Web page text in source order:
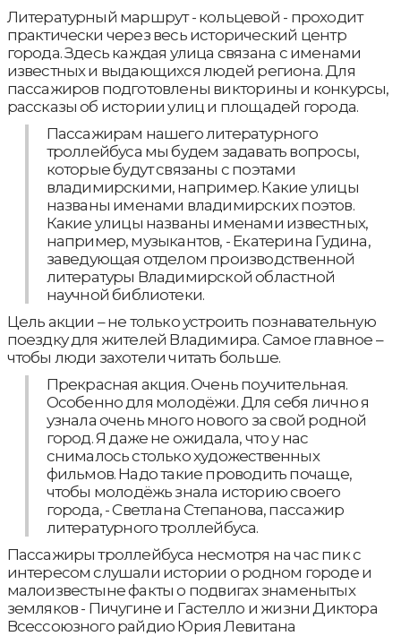
Литературный маршрут - кольцевой - проходит
практически через весь исторический центр
города. Здесь каждая улица связана с именами
известных и выдающихся людей региона. Для
пассажиров подготовлены викторины и конкурсы,
рассказы об истории улиц и площадей города.
Пассажирам нашего литературного
троллейбуса мы будем задавать вопросы,
которые будут связаны с поэтами
владимирскими, например. Какие улицы
названы именами владимирских поэтов.
Какие улицы названы именами известных,
например, музыкантов, - Екатерина Гудина,
заведующая отделом производственной
литературы Владимирской областной
научной библиотеки.
Цель акции – не только устроить познавательную
поездку для жителей Владимира. Самое главное –
чтобы люди захотели читать больше.
Прекрасная акция. Очень поучительная.
Особенно для молодёжи. Для себя лично я
узнала очень много нового за свой родной
город. Я даже не ожидала, что у нас
снималось столько художественных
фильмов. Надо такие проводить почаще,
чтобы молодёжь знала историю своего
города, - Светлана Степанова, пассажир
литературного троллейбуса.
Пассажиры троллейбуса несмотря на час пик с
интересом слушали истории о родном городе и
малоизвестыне факты о подвигах знаменытых
земляков - Пичугине и Гастелло и жизни Диктора
Всессоюзного райдио Юрия Левитана